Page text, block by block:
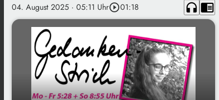
04. August 2025 · 05:11 Uhrplay_circle_outline01:18 headphones chrome_reader_mode